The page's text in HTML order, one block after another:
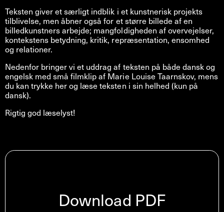
Teksten giver et særligt indblik i et kunstnerisk projekts
tilblivelse, men åbner også for et større billede af en
billedkunstners arbejde; mangfoldigheden af overvejelser,
kontekstens betydning, kritik, repræsentation, ensomhed
og relationer.
Nedenfor bringer vi et uddrag af teksten på både dansk og
engelsk med små filmklip af Marie Louise Taarnskov, mens
du kan trykke her og læse teksten i sin helhed (kun på
dansk).
Rigtig god læselyst!
Download PDF